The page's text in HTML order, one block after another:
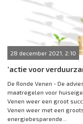
28 december 2021, 2:10
‘actie voor
De Ronde Venen - De
maatregelen voor
Venen weer een groot
Venen weer met een
energiebesparende...